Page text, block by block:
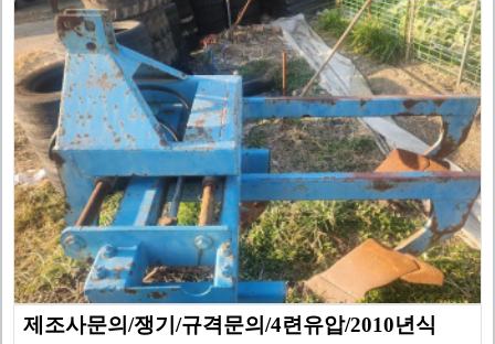
제조사문의/쟁기/규격문의/4련유압/2010년식